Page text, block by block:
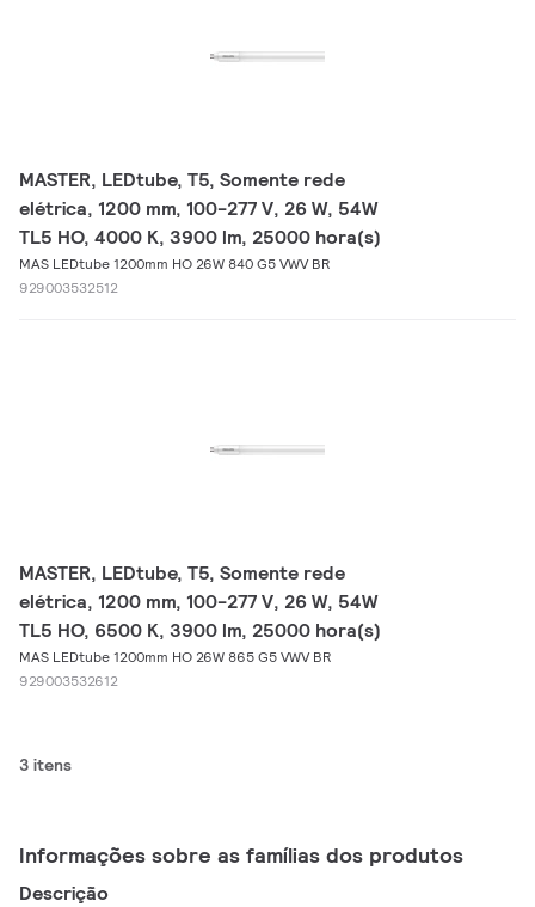
MASTER, LEDtube, T5, Somente rede
elétrica, 1200 mm, 100-277 V, 26 W, 54W
TL5 HO, 4000 K, 3900 lm, 25000 hora(s)
MAS LEDtube 1200mm HO 26W 840 G5 VWV BR
929003532512
MASTER, LEDtube, T5, Somente rede
elétrica, 1200 mm, 100-277 V, 26 W, 54W
TL5 HO, 6500 K, 3900 lm, 25000 hora(s)
MAS LEDtube 1200mm HO 26W 865 G5 VWV BR
929003532612
3 itens
Informações sobre as famílias dos produtos
Descrição